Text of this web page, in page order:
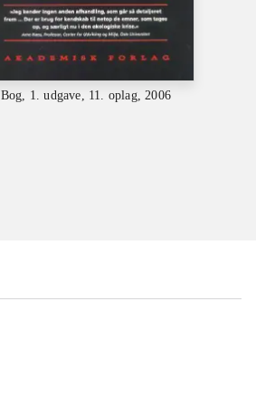
Bog, 1. udgave, 11. oplag, 2006